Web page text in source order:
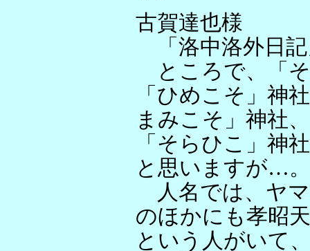
古賀達也様
「洛中洛外日
ところで、「
「ひめこそ」神
まみこそ」神社
「そらひこ」神
と思いますが…。
人名では、ヤ
のほかにも孝昭
という人がいて